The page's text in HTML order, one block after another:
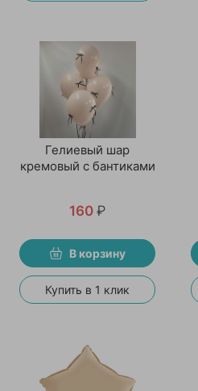
Гелиевый шар
кремовый с бантиками
160 ₽
В корзину
Купить в 1 клик